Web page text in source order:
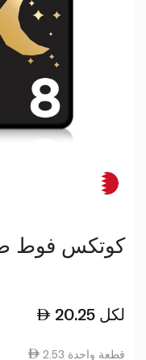
كوتكس فوط
20.25 لكل
2.53 قطعة واحدة